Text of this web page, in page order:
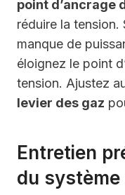
point d’ancrage
réduire la tension.
manque de
éloignez le point
tension. Ajustez
levier des gaz
Entretien
du